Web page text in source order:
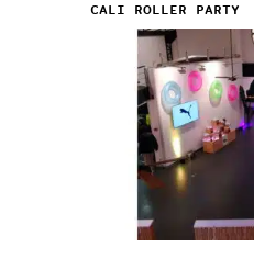
CALI ROLLER PARTY